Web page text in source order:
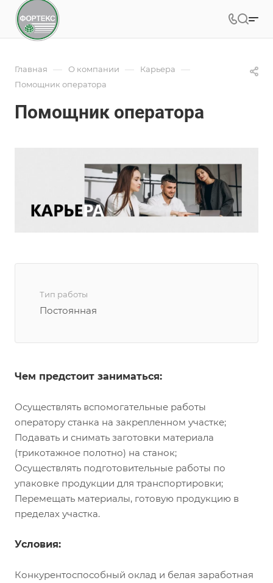
Главная — О компании — Карьера —
Помощник оператора
Помощник оператора
Тип работы
Постоянная
Чем предстоит заниматься:
Осуществлять вспомогательные работы
оператору станка на закрепленном участке;
Подавать и снимать заготовки материала
(трикотажное полотно) на станок;
Осуществлять подготовительные работы по
упаковке продукции для транспортировки;
Перемещать материалы, готовую продукцию в
пределах участка.
Условия:
Конкурентоспособный оклад и белая заработная